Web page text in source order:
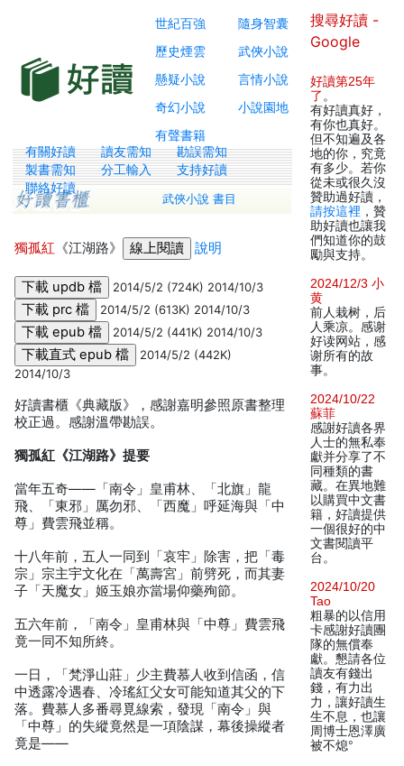
世紀百強
隨身智囊
歷史煙雲
武俠小說
懸疑小說
言情小說
奇幻小說
小說園地
有聲書籍
有關好讀 讀友需知
勘誤需知
製書需知
分工輸入
支持好讀
聯絡好讀
武俠小說 書目
獨孤紅 《江湖路》 說明
2014/5/2 (724K) 2014/10/3
2014/5/2 (613K) 2014/10/3
2014/5/2 (441K) 2014/10/3
2014/5/2 (442K)
2014/10/3
好讀書櫃《典藏版》，感謝嘉明參照原書整理
校正過。感謝溫帶勘誤。
獨孤紅《江湖路》提要
當年五奇——「南令」皇甫林、「北旗」龍
飛、「東邪」厲勿邪、「西魔」呼延海與「中
尊」費雲飛並稱。
十八年前，五人一同到「哀牢」除害，把「毒
宗」宗主宇文化在「萬壽宮」前劈死，而其妻
子「天魔女」姬玉娘亦當場仰藥殉節。
五六年前，「南令」皇甫林與「中尊」費雲飛
竟一同不知所終。
一日，「梵淨山莊」少主費慕人收到信函，信
中透露冷遇春、冷瑤紅父女可能知道其父的下
落。費慕人多番尋覓線索，發現「南令」與
「中尊」的失縱竟然是一項陰謀，幕後操縱者
竟是——
搜尋好讀 -
Google
好讀第25年
了 。
有好讀真好，
有你也真好。
但不知遍及各
地的你，究竟
有多少。若你
從未或很久沒
贊助過好讀，
請按這裡 ，贊
助好讀也讓我
們知道你的鼓
勵與支持。
2024/12/3 小
黄
前人栽树，后
人乘凉。感谢
好读网站，感
谢所有的故
事。
2024/10/22
蘇菲
感謝好讀各界
人士的無私奉
獻并分享了不
同種類的書
藏。在異地難
以購買中文書
籍，好讀提供
一個很好的中
文書閱讀平
台。
2024/10/20
Tao
粗暴的以信用
卡感謝好讀團
隊的無償奉
獻。懇請各位
讀友有錢出
錢，有力出
力，讓好讀生
生不息，也讓
周博士恩澤廣
被不熄°